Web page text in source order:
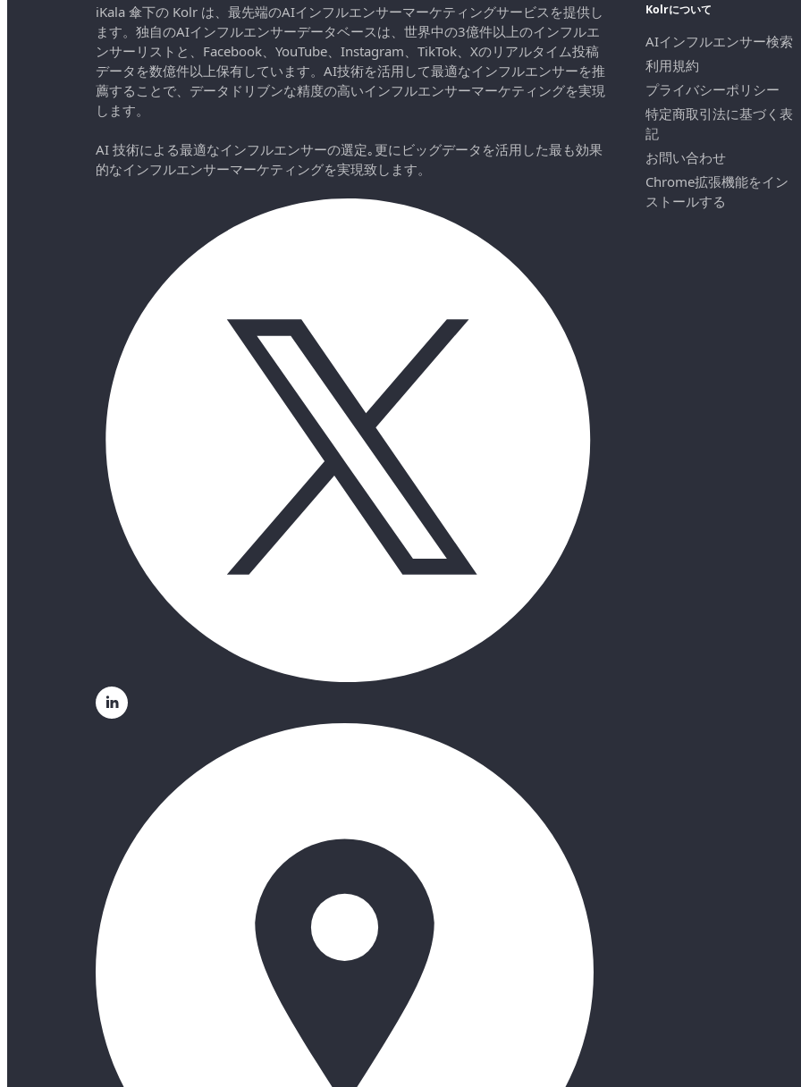
iKala 傘下の Kolr は、最先端のAIインフルエンサーマーケティングサービスを提供し
ます。独自のAIインフルエンサーデータベースは、世界中の3億件以上のインフルエ
ンサーリストと、Facebook、YouTube、Instagram、TikTok、Xのリアルタイム投稿
データを数億件以上保有しています。AI技術を活用して最適なインフルエンサーを推
薦することで、データドリブンな精度の高いインフルエンサーマーケティングを実現
します。
AI 技術による最適なインフルエンサーの選定｡更にビッグデータを活用した最も効果
的なインフルエンサーマーケティングを実現致します。
Kolrについて
AIインフルエンサー検索
利用規約
プライバシーポリシー
特定商取引法に基づく表
記
お問い合わせ
Chrome拡張機能をイン
ストールする